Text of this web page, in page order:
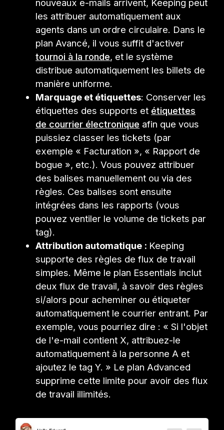
nouveaux e-mails arrivent, Keeping peut
les attribuer automatiquement aux
agents dans un ordre circulaire. Dans le
plan Avancé, il vous suffit d'activer
tournoi à la ronde, et le système
distribue automatiquement les billets de
manière uniforme.
Marquage et étiquettes: Conserver les
étiquettes des supports et étiquettes
de courrier électronique afin que vous
puissiez classer les tickets (par
exemple « Facturation », « Rapport de
bogue », etc.). Vous pouvez attribuer
des balises manuellement ou via des
règles. Ces balises sont ensuite
intégrées dans les rapports (vous
pouvez ventiler le volume de tickets par
tag).
Attribution automatique : Keeping
supporte des règles de flux de travail
simples. Même le plan Essentials inclut
deux flux de travail, à savoir des règles
si/alors pour acheminer ou étiqueter
automatiquement le courrier entrant. Par
exemple, vous pourriez dire : « Si l'objet
de l'e-mail contient X, attribuez-le
automatiquement à la personne A et
ajoutez le tag Y. » Le plan Advanced
supprime cette limite pour avoir des flux
de travail illimités.